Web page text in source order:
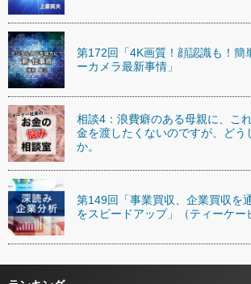
第172回「4K画質！顔認識も！簡
ーカメラ最新事情」
相談4：浪費癖のある母親に、こ
金を渡したくないのですが、どう
か。
第149回「事業買収、企業買収を
をスピードアップ」（ティーケー